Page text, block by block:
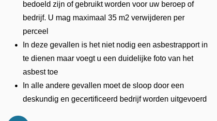
bedoeld zijn of gebruikt worden voor uw beroep of
bedrijf. U mag maximaal 35 m2 verwijderen per
perceel
In deze gevallen is het niet nodig een asbestrapport in
te dienen maar voegt u een duidelijke foto van het
asbest toe
In alle andere gevallen moet de sloop door een
deskundig en gecertificeerd bedrijf worden uitgevoerd